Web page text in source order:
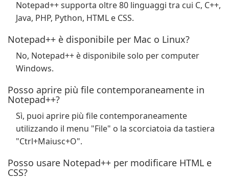
Notepad++ supporta oltre 80 linguaggi tra cui C, C++,
Java, PHP, Python, HTML e CSS.
Notepad++ è disponibile per Mac o Linux?
No, Notepad++ è disponibile solo per computer
Windows.
Posso aprire più file contemporaneamente in
Notepad++?
Sì, puoi aprire più file contemporaneamente
utilizzando il menu "File" o la scorciatoia da tastiera
"Ctrl+Maiusc+O".
Posso usare Notepad++ per modificare HTML e
CSS?